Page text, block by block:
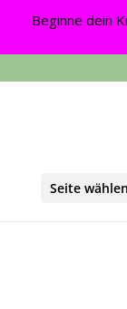
Beginne dein
Seite wählen